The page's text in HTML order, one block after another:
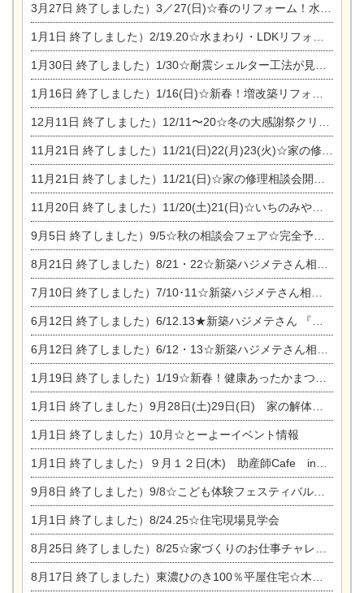
3月27日 終了しました）3／27(日)☆春のリフォーム！水まわりLDKリフォーム相談会&今がチャンス！エアコン相談会
1月1日 終了しました）2/19.20☆水まわり・LDKリフォーム相談会＆エアコン相談会
1月30日 終了しました）1/30☆耐震シェルター工法が見れる完成見学会
1月16日 終了しました）1/16(日)☆新春！増改築リフォーム&家の修理まつり
12月11日 終了しました）12/11〜20☆冬の大感謝祭クリスマス相談会開催
11月21日 終了しました）11/21(日)22(月)23(火)☆家の修理まつり＆増改築リフォーム相談会
11月21日 終了しました）11/21(日)☆家の修理相談会開催 in 扶桑オークビレッジ
11月20日 終了しました）11/20(土)21(日)☆いちのみや逸品市に出店します【ひのきのバラ販売】
9月5日 終了しました）9/5☆秋の相談会フェア☆完全予約制
8月21日 終了しました）8/21・22☆新築ハジメテさん相談会 『集まれ！農地に家を建てたい人！』
7月10日 終了しました）7/10･11☆新築ハジメテさん相談会 『集まれ！農地に家を建てたい人！』完全予約制
6月12日 終了しました）6/12.13★新築ハジメテさん 『木の家 現場体感見学会』
6月12日 終了しました）6/12・13☆新築ハジメテさん相談会『今ある土地に家を建てる際の注意点』
1月19日 終了しました）1/19☆新春！健康あったかまつり＆増改築リフォームまつり
1月1日 終了しました）9月28日(土)29日(日) 家の解体なんでも相談会
1月1日 終了しました）10月☆とーよーイベント情報
1月1日 終了しました）９月１２日(木) 助産師Cafe in東陽住建
9月8日 終了しました）9/8☆こども体験フェスティバル☆一宮市民会館
1月1日 終了しました）8/24.25☆住宅現場見学会
8月25日 終了しました）8/25☆家づくりのお仕事チャレンジ
8月17日 終了しました）東濃ひのき100％平屋住宅☆木の家完成見学会